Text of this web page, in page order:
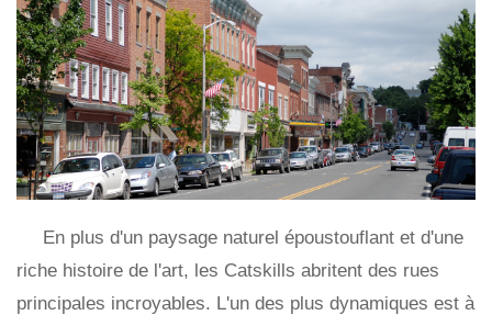
En plus d'un paysage naturel époustouflant et d'une
riche histoire de l'art, les Catskills abritent des rues
principales incroyables. L'un des plus dynamiques est à